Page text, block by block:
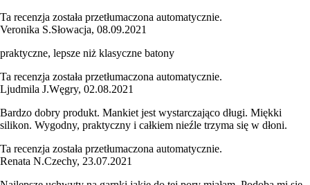
Ta recenzja została przetłumaczona automatycznie.
Veronika S.Słowacja, 08.09.2021
praktyczne, lepsze niż klasyczne batony
Ta recenzja została przetłumaczona automatycznie.
Ljudmila J.Węgry, 02.08.2021
Bardzo dobry produkt. Mankiet jest wystarczająco długi. Miękki
silikon. Wygodny, praktyczny i całkiem nieźle trzyma się w dłoni.
Ta recenzja została przetłumaczona automatycznie.
Renata N.Czechy, 23.07.2021